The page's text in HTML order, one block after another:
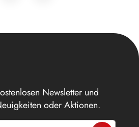
Newsletter und
oder Aktionen.